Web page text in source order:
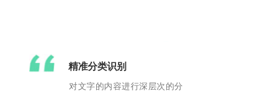
精准分类识别
对文字的内容进行深层次的分